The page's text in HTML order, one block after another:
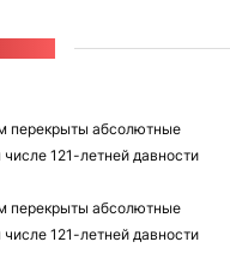
перекрыты абсолютные
121-летней давности
перекрыты абсолютные
121-летней давности